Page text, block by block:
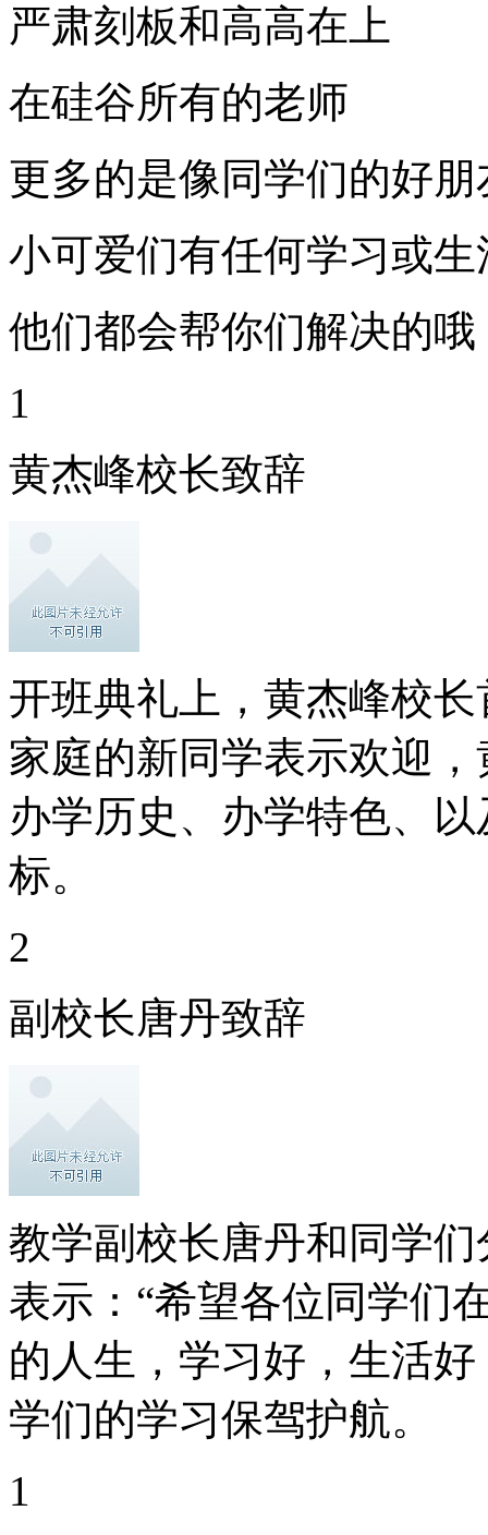
严肃刻板和高高在上
在硅谷所有的老师
更多的是像同学们的好朋
小可爱们有任何学习或
他们都会帮你们解决的哦
1
黄杰峰校长致辞
开班典礼上，黄杰峰校
家庭的新同学表示欢迎
办学历史、办学特色、
标。
2
副校长唐丹致辞
教学副校长唐丹和同学
表示：“希望各位同学们
的人生，学习好，生活
学们的学习保驾护航。
1